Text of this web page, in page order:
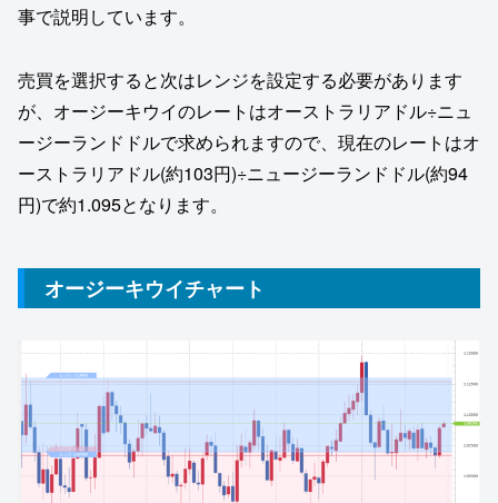
事で説明しています。
売買を選択すると次はレンジを設定する必要があります
が、オージーキウイのレートはオーストラリアドル÷ニュ
ージーランドドルで求められますので、現在のレートはオ
ーストラリアドル(約103円)÷ニュージーランドドル(約94
円)で約1.095となります。
オージーキウイチャート